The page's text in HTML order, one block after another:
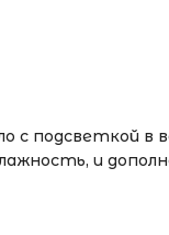
с подсветкой в
и